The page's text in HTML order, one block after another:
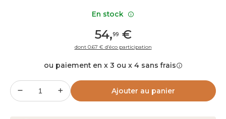
54,99€
dont 0.67 € d’éco participation
ou paiement en x 3 ou x 4 sans frais
Ajouter au panier